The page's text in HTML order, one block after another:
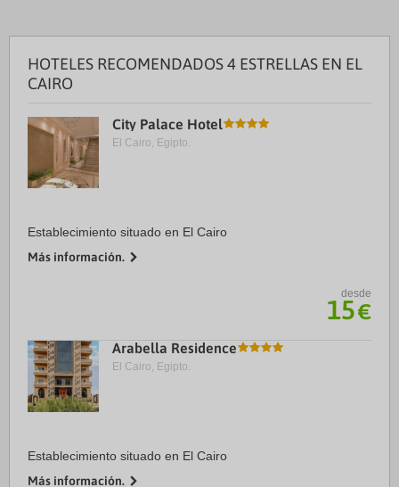
HOTELES RECOMENDADOS 4 ESTRELLAS EN EL
CAIRO
City Palace Hotel
El Cairo, Egipto.
Establecimiento situado en El Cairo
Más información.
desde
15€
Arabella Residence
El Cairo, Egipto.
Establecimiento situado en El Cairo
Más información.